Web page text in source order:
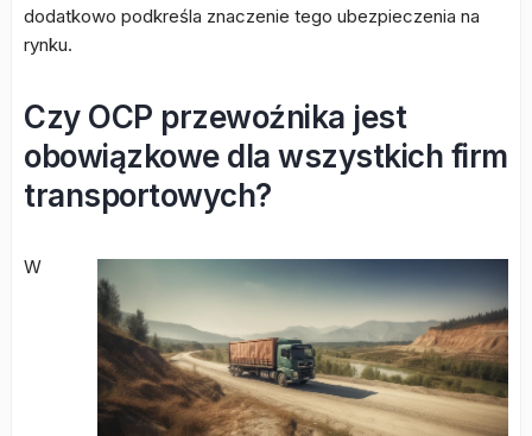
dodatkowo podkreśla znaczenie tego ubezpieczenia na
rynku.
Czy OCP przewoźnika jest
obowiązkowe dla wszystkich firm
transportowych?
W